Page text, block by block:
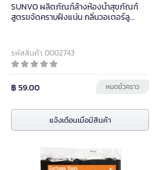
SUNVO ผลิตภัณฑ์ล้างห้องน้ำสุขภัณฑ์
สูตรขจัดคราบฝังแน่น กลิ่นวอเตอร์ลู
รหัสสินค้า 0002743
฿ 59.00 หมดชั่วคราว
แจ้งเตือนเมื่อมีสินค้า